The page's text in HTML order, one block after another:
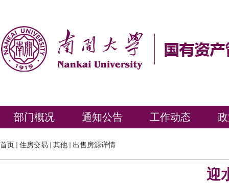
部门概况 通知公告 工作动态
首页 住房交易 其他 出售房源详情
迎